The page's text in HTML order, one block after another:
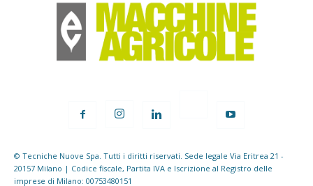
© Tecniche Nuove Spa. Tutti i diritti riservati. Sede legale Via Eritrea 21 -
20157 Milano | Codice fiscale, Partita IVA e Iscrizione al Registro delle
imprese di Milano: 00753480151